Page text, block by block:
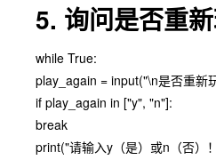
5. 询问是否重
while True:
play_again = input("\n是否重新
if play_again in ["y", "n"]:
break
print("请输入y（是）或n（否）